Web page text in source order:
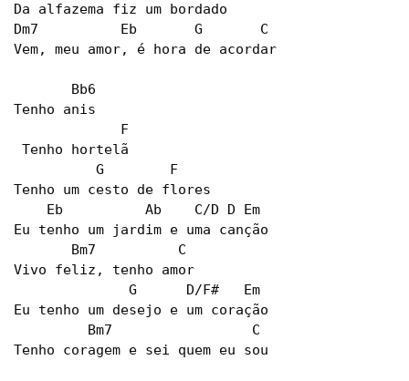
Da alfazema fiz um bordado
Dm7          Eb       G       C
Vem, meu amor, é hora de acordar
       Bb6
Tenho anis
             F
Tenho hortelã
          G        F
Tenho um cesto de flores
    Eb          Ab    C/D D Em
Eu tenho um jardim e uma canção
       Bm7          C
Vivo feliz, tenho amor
              G      D/F#   Em
Eu tenho um desejo e um coração
         Bm7                 C
Tenho coragem e sei quem eu sou